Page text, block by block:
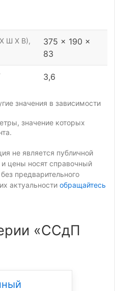
Ш Х В),
375 x 190 x
83
3,6
значения в зависимости
значение которых
не является публичной
цены носят справочный
предварительного
актуальности обращайтесь
«ССдП